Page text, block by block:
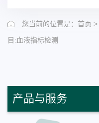
您当前的位置是：首页 >
目:血液指标检测
产品与服务